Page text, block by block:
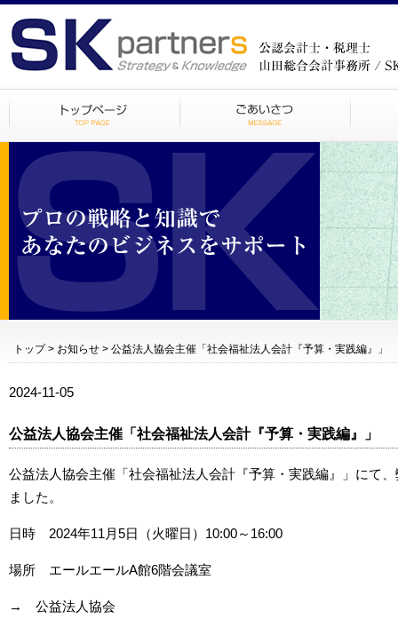
トップ> お知らせ > 公益法人協会主催「社会福祉法人会計『予算・実践編』」
2024-11-05
公益法人協会主催「社会福祉法人会計『予算・実践編』」
公益法人協会主催「社会福祉法人会計『予算・実践編』」にて
ました。
日時 2024年11月5日（火曜日）10:00～16:00
場所 エールエールA館6階会議室
→ 公益法人協会